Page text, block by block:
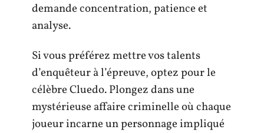
demande concentration, patience et
analyse.
Si vous préférez mettre vos talents
d’enquêteur à l’épreuve, optez pour le
célèbre Cluedo. Plongez dans une
mystérieuse affaire criminelle où chaque
joueur incarne un personnage impliqué